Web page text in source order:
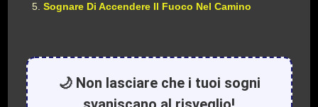
Sognare Di Accendere Il Fuoco Nel Camino
🌙 Non lasciare che i tuoi sogni